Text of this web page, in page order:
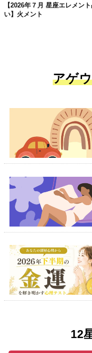
【2026年７月 星座エレメント
い】火メント
アゲ
12